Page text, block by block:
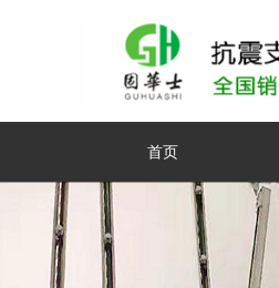
首页